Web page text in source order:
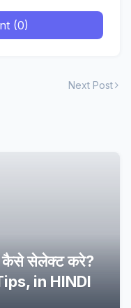
(0)
Next Post
सेलेक्ट करे?
in HINDI